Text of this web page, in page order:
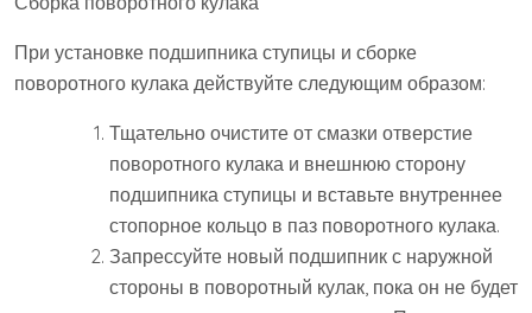
При установке подшипника ступицы и сборке
поворотного кулака действуйте следующим образом:
Тщательно очистите от смазки отверстие
поворотного кулака и внешнюю сторону
подшипника ступицы и вставьте внутреннее
стопорное кольцо в паз поворотного кулака.
Запрессуйте новый подшипник с наружной
стороны в поворотный кулак, пока он не будет